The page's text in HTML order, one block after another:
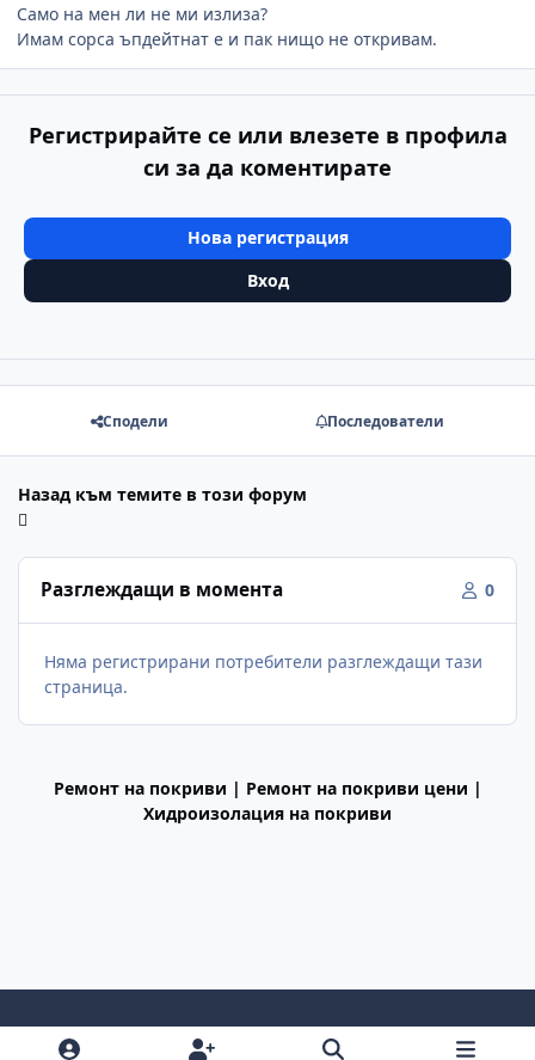
Само на мен ли не ми излиза?
Имам сорса ъпдейтнат е и пак нищо не откривам.
Регистрирайте се или влезете в профила
си за да коментирате
Нова регистрация
Вход
Сподели Последователи
Назад към темите в този форум
Разглеждащи в момента 0
Няма регистрирани потребители разглеждащи тази
страница.
Ремонт на покриви | Ремонт на покриви цени |
Хидроизолация на покриви